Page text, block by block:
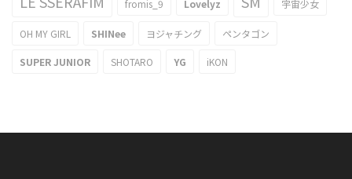
fromis_9 Lovelyz 宇宙少女
OH MY GIRL SHINee ヨジャチング ペンタゴン
SUPER JUNIOR SHOTARO YG iKON